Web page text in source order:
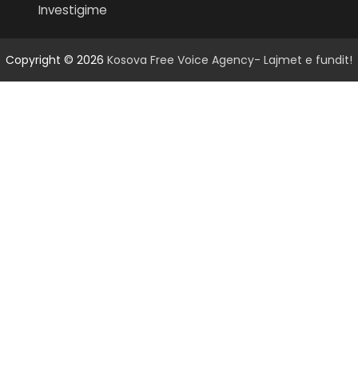
Investigime